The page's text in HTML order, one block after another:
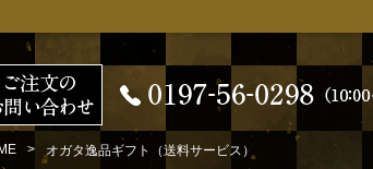
オガタ逸品ギフト（送料サービス）